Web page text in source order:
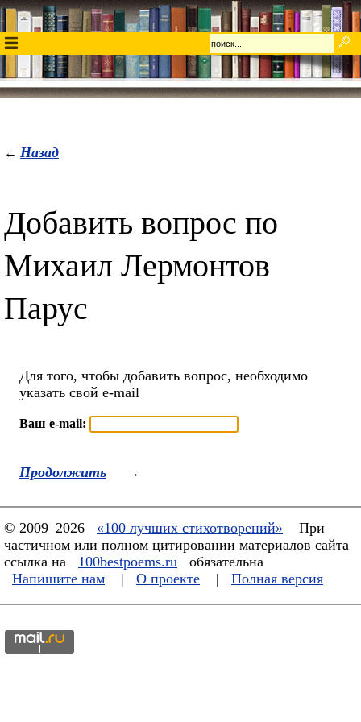
← Назад
Добавить вопрос по
Михаил Лермонтов
Парус
Для того, чтобы добавить вопрос, необходимо
указать свой e-mail
Ваш e-mail:
Продолжить →
© 2009–2026 «100 лучших стихотворений»
При
частичном или полном цитировании материалов сайта
ссылка на
100bestpoems.ru
обязательна
Напишите нам
| О проекте | Полная версия